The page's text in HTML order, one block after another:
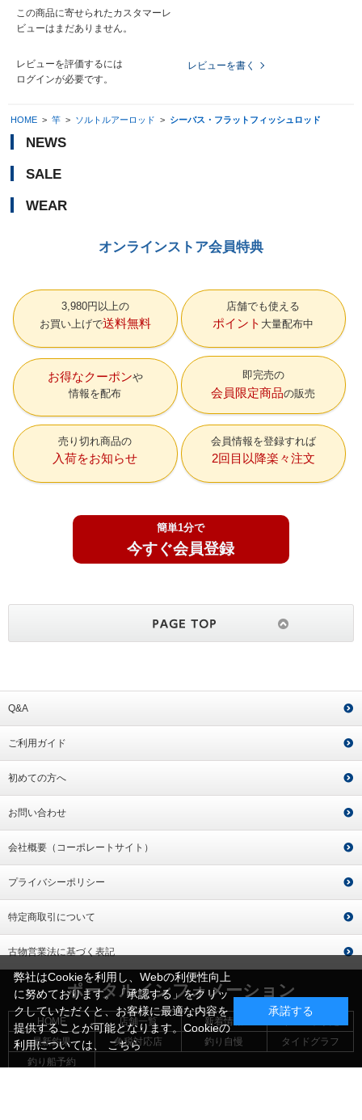
この商品に寄せられたカスタマーレ
ビューはまだありません。
レビューを評価するには
ログインが必要です。
レビューを書く
HOME > 竿 > ソルトルアーロッド > シーバス・フラットフィッシュロッド
NEWS
SALE
WEAR
オンラインストア会員特典
3,980円以上の
お買い上げで送料無料
店舗でも使える
ポイント 大量配布中
お得なクーポン
情報を配布
即完売の
会員限定商品の販売
売り切れ商品の
入荷をお知らせ
会員情報を登録すれば
2回目以降楽々注文
簡単1分で
今すぐ会員登録
Q&A
ご利用ガイド
初めての方へ
お問い合わせ
会社概要（コーポレートサイト）
プライバシーポリシー
特定商取引について
古物営業法に基づく表記
ポータルインフォメーション
HOME 店舗一覧 新着情報
イベント予定
最新釣果
免税対応店 釣り自慢
タイドグラフ
釣り船予約
弊社はCookieを利用し、Webの利便性向上
に努めております。「承認する」をクリッ
クしていただくと、お客様に最適な内容を
提供することが可能となります。Cookieの
利用については、 こちら
承諾する